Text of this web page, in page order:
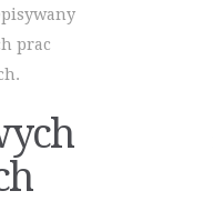
prac